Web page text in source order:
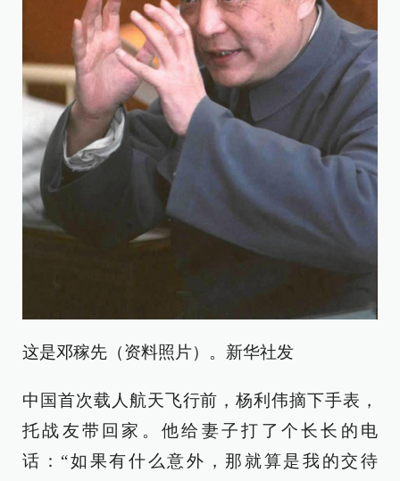
这是邓稼先（资料照片）。新华社发
中国首次载人航天飞行前，杨利伟摘下手表，
托战友带回家。他给妻子打了个长长的电
话：“如果有什么意外，那就算是我的交待